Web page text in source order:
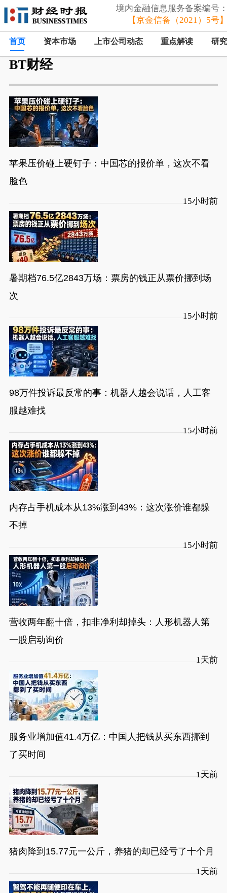
境内金融信息服务备案编号
【京金信备（2021）5号
首页 资本市场 上市公司动态 重点解读 研
BT财经
苹果压价碰上硬钉子：中国芯的报价单，这次不看
脸色
15小时前
暑期档76.5亿2843万场：票房的钱正从票价挪到场
次
15小时前
98万件投诉最反常的事：机器人越会说话，人工客
服越难找
15小时前
内存占手机成本从13%涨到43%：这次涨价谁都躲
不掉
15小时前
营收两年翻十倍，扣非净利却掉头：人形机器人第
一股启动询价
1天前
服务业增加值41.4万亿：中国人把钱从买东西挪到
了买时间
1天前
猪肉降到15.77元一公斤，养猪的却已经亏了十个月
1天前